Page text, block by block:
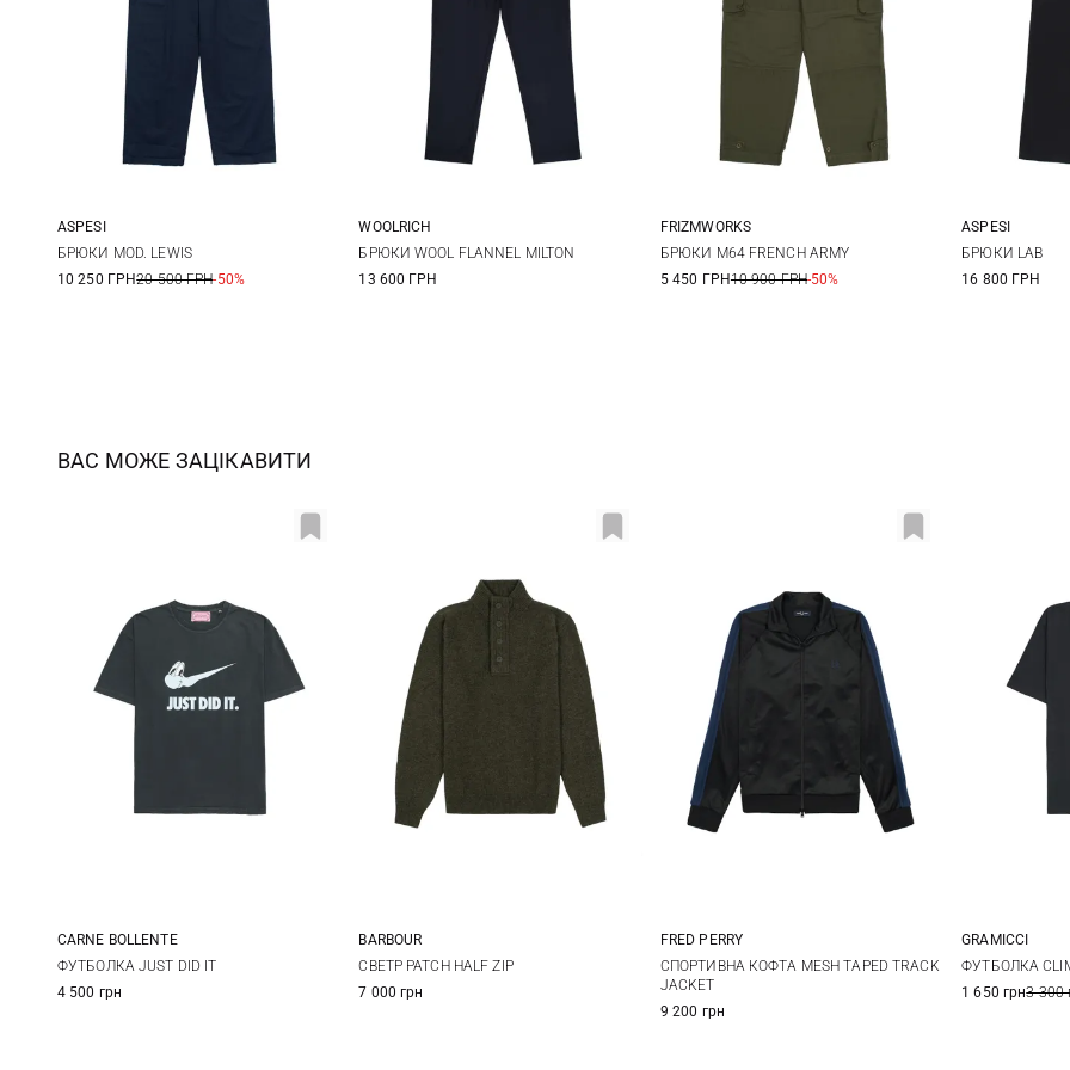
48 50
ASPESI
БРЮКИ MOD. LEWIS
10 250 ГРН20 500 ГРН-50%
M L XL
WOOLRICH
БРЮКИ WOOL FLANNEL MILTON
13 600 ГРН
M L XL
FRIZMWORKS
БРЮКИ M64 FRENCH ARMY
5 450 ГРН10 900 ГРН-50%
48
ASPESI
БРЮКИ LAB
16 800 ГРН
ВАС МОЖЕ ЗАЦІКАВИТИ
S M
CARNE BOLLENTE
ФУТБОЛКА JUST DID IT
4 500 грн
S M
BARBOUR
СВЕТР PATCH HALF ZIP
7 000 грн
M L XL
FRED PERRY
СПОРТИВНА КОФТА MESH TAPED TRACK
JACKET
9 200 грн
S
GRAMICCI
ФУТБОЛКА
1 650 грн3 300